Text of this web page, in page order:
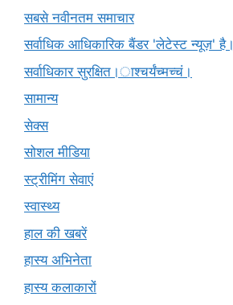
सबसे नवीनतम समाचार
सर्वाधिक आधिकारिक बैंडर 'लेटेस्ट न्यूज़' है।
सर्वाधिकार सुरक्षित।ाश्चर्यंच्मच्चं।
सामान्य
सेक्स
सोशल मीडिया
स्ट्रीमिंग सेवाएं
स्वास्थ्य
हाल की खबरें
हास्य अभिनेता
हास्य कलाकारों